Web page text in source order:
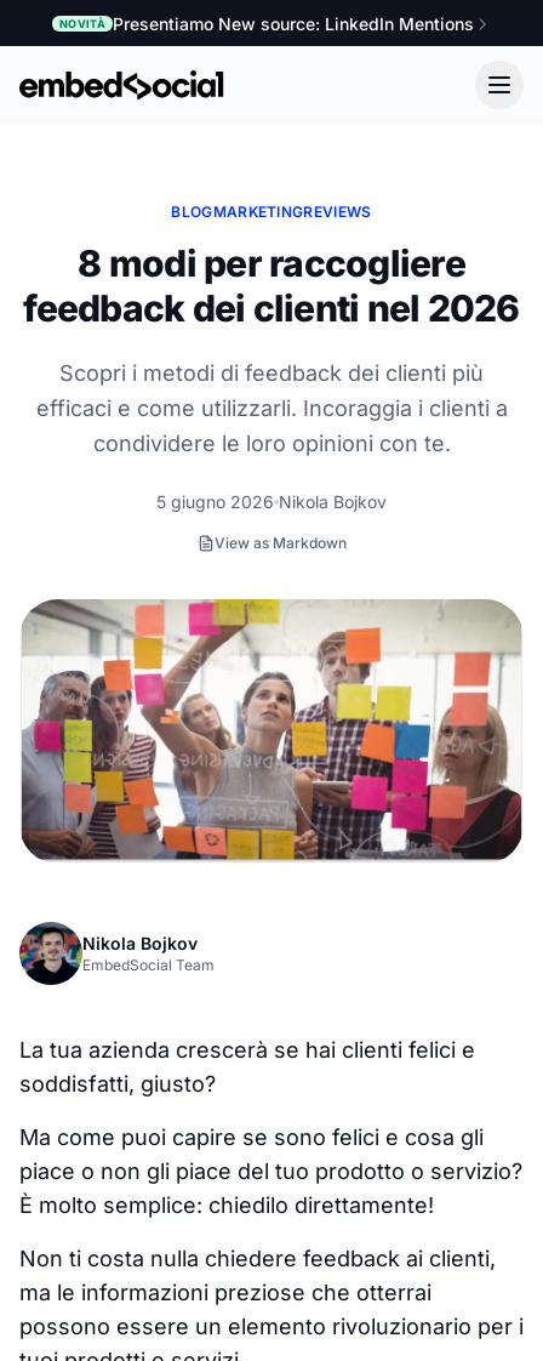
NOVITÀ Presentiamo New source: LinkedIn Mentions
BLOGMARKETINGREVIEWS
8 modi per raccogliere
feedback dei clienti nel 2026
Scopri i metodi di feedback dei clienti più
efficaci e come utilizzarli. Incoraggia i clienti a
condividere le loro opinioni con te.
5 giugno 2026 Nikola Bojkov
View as Markdown
Nikola Bojkov
EmbedSocial Team
La tua azienda crescerà se hai clienti felici e
soddisfatti, giusto?
Ma come puoi capire se sono felici e cosa gli
piace o non gli piace del tuo prodotto o servizio?
È molto semplice: chiedilo direttamente!
Non ti costa nulla chiedere feedback ai clienti,
ma le informazioni preziose che otterrai
possono essere un elemento rivoluzionario per i